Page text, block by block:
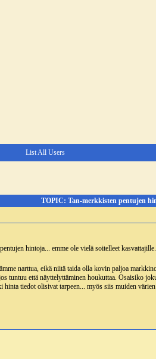
List All Users
TOPIC: Tan-merkkisten pentujen
hintoja... emme ole vielä soitelleet
narttua, eikä niitä taida olla kovin paljoa
tuntuu että näyttelyttäminen houkuttaa. Osaisiko
tiedot olisivat tarpeen... myös siis muiden värien